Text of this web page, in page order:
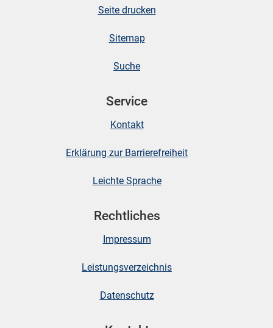
Seite drucken
Sitemap
Suche
Service
Kontakt
Erklärung zur Barrierefreiheit
Leichte Sprache
Rechtliches
Impressum
Leistungsverzeichnis
Datenschutz